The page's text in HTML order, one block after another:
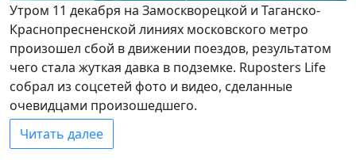
Утром 11 декабря на Замоскворецкой и Таганско-
Краснопресненской линиях московского метро
произошел сбой в движении поездов, результатом
чего стала жуткая давка в подземке. Ruposters Life
собрал из соцсетей фото и видео, сделанные
очевидцами произошедшего.
Читать далее